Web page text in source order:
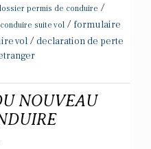
permis de conduire /
suite vol / formulaire
vol / declaration de perte
NOUVEAU